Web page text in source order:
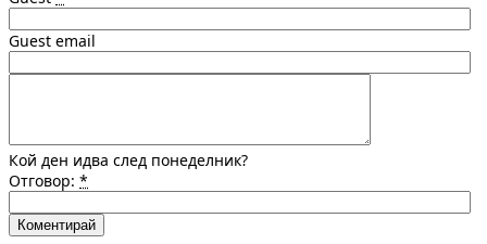
Guest email
Кой ден идва след понеделник?
Отговор: *